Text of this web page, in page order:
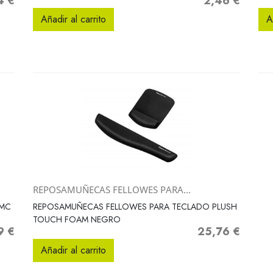
Añadir al carrito
€
Vista rápida
REPOSAMUÑECAS FELLOWES PARA...
REPOSAMUÑECAS FELLOWES PARA TECLADO PLUSH
TOUCH FOAM NEGRO
Precio
25,76 €
Añadir al carrito